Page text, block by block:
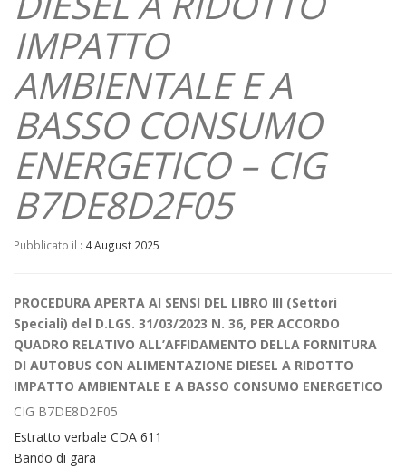
IMPATTO
AMBIENTALE E A
BASSO CONSUMO
ENERGETICO – CIG
B7DE8D2F05
Pubblicato il : 4 August 2025
PROCEDURA APERTA AI SENSI DEL LIBRO III (Settori
Speciali) del D.LGS. 31/03/2023 N. 36, PER ACCORDO
QUADRO RELATIVO ALL’AFFIDAMENTO DELLA FORNITURA
DI AUTOBUS CON ALIMENTAZIONE DIESEL A RIDOTTO
IMPATTO AMBIENTALE E A BASSO CONSUMO ENERGETICO
CIG B7DE8D2F05
Estratto verbale CDA 611
Bando di gara